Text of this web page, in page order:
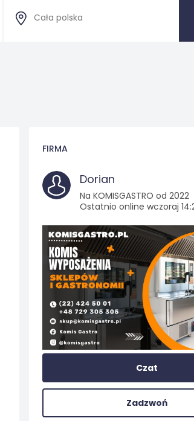
FIRMA
Dorian
Na KOMISGASTRO od 2022
Ostatnio online wczoraj
Czat
Zadzwoń